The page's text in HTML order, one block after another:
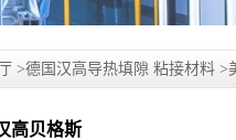
>德国汉高导热填隙 粘接材料 >
高贝格斯